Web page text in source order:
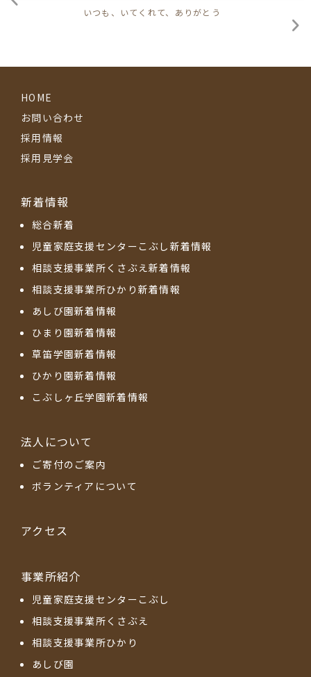
いつも、いてくれて、ありがとう
HOME
お問い合わせ
採用情報
採用見学会
新着情報
総合新着
児童家庭支援センターこぶし新着情報
相談支援事業所くさぶえ新着情報
相談支援事業所ひかり新着情報
あしび園新着情報
ひまり園新着情報
草笛学園新着情報
ひかり園新着情報
こぶしヶ丘学園新着情報
法人について
ご寄付のご案内
ボランティアについて
アクセス
事業所紹介
児童家庭支援センターこぶし
相談支援事業所くさぶえ
相談支援事業所ひかり
あしび園